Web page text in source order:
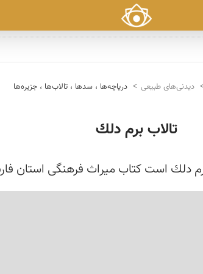
دیدنی‌های طبیعی دریاچه‌ها ، سدها ، تالاب‌ها ، جزیره‌ها
تالاب برم دلك